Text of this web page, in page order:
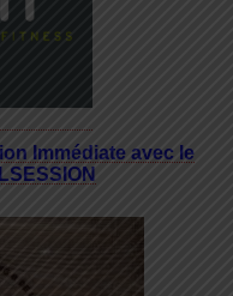
Immédiate avec le